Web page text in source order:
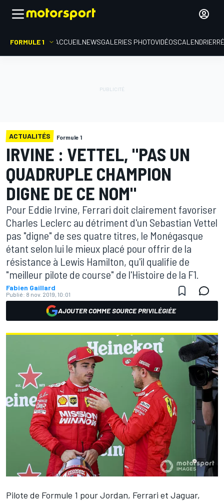
FORMULE 1 ACCUEIL NEWSGALERIES PHOTOVIDÉOSCALENDRIER
ACTUALITÉS Formule 1
IRVINE : VETTEL, "PAS UN
QUADRUPLE CHAMPION
DIGNE DE CE NOM"
Pour Eddie Irvine, Ferrari doit clairement favoriser
Charles Leclerc au détriment d'un Sebastian Vettel
pas "digne" de ses quatre titres, le Monégasque
étant selon lui le mieux placé pour offrir de la
résistance à Lewis Hamilton, qu'il qualifie de
"meilleur pilote de course" de l'Histoire de la F1.
Fabien Gaillard
Publié: 8 nov. 2019, 10:01
AJOUTER COMME SOURCE PRIVILÉGIÉE
Pilote de Formule 1 pour Jordan, Ferrari et Jaguar,